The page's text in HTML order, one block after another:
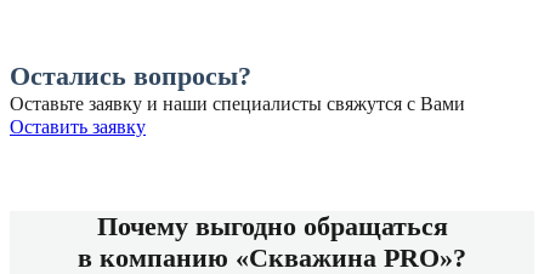
Остались вопросы?
Оставьте заявку и наши специалисты свяжутся с Вами
Оставить заявку
Почему выгодно обращаться
в компанию «Скважина PRO»?